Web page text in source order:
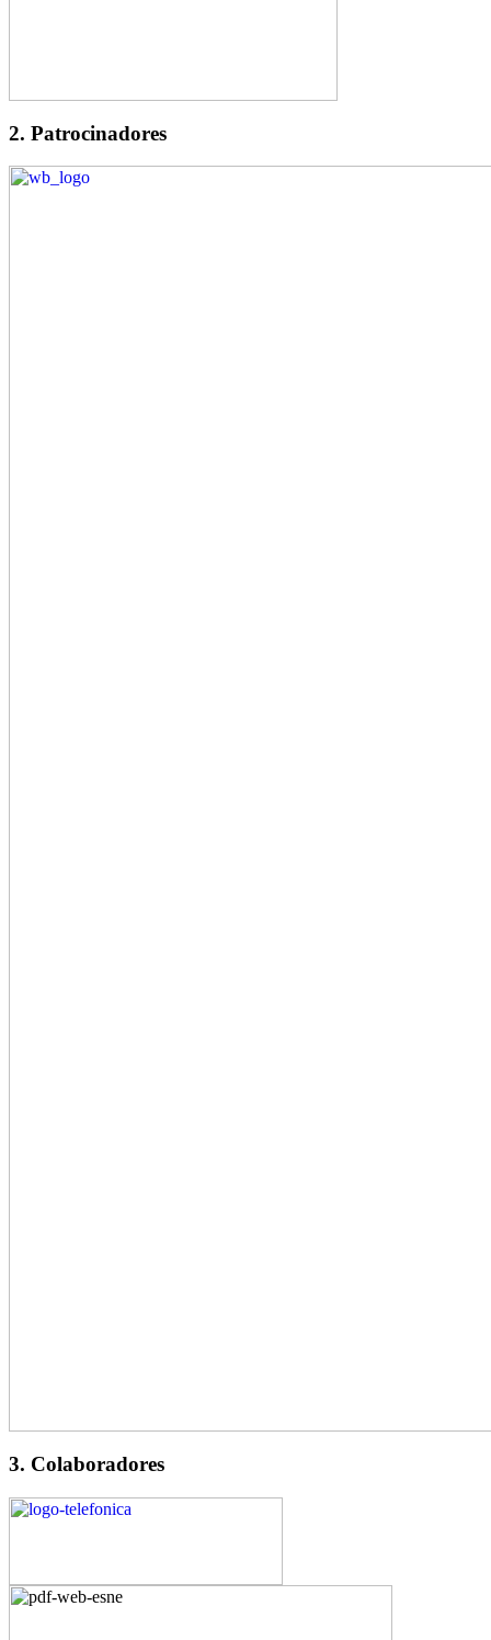
2. Patrocinadores
3. Colaboradores